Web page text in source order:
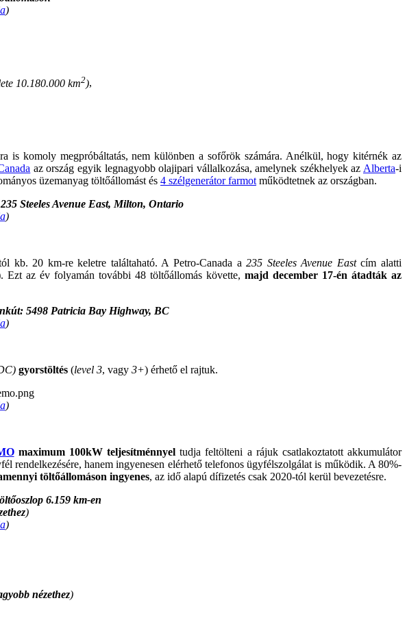
)
10.180.000 km2),
is komoly megpróbáltatás, nem különben a sofőrök számára. Anélkül, hogy kitérnék az
az ország egyik legnagyobb olajipari vállalkozása, amelynek székhelyek az Alberta-i
üzemanyag töltőállomást és 4 szélgenerátor farmot működtetnek az országban.
Steeles Avenue East, Milton, Ontario
)
kb. 20 km-re keletre találtaható. A Petro-Canada a235 Steeles Avenue Eastcím alatti
Ezt az év folyamán további 48 töltőállomás követte, majd december 17-én átadták az
5498 Patricia Bay Highway, BC
)
gyorstöltés (level 3, vagy 3+) érhető el rajtuk.
)
maximum 100kW teljesítménnyel tudja feltölteni a rájuk csatlakoztatott akkumulátor
rendelkezésére, hanem ingyenesen elérhető telefonos ügyfélszolgálat is működik. A 80%-
töltőállomáson ingyenes, az idő alapú dífizetés csak 2020-tól kerül bevezetésre.
6.159 km-en
)
)
nézethez)